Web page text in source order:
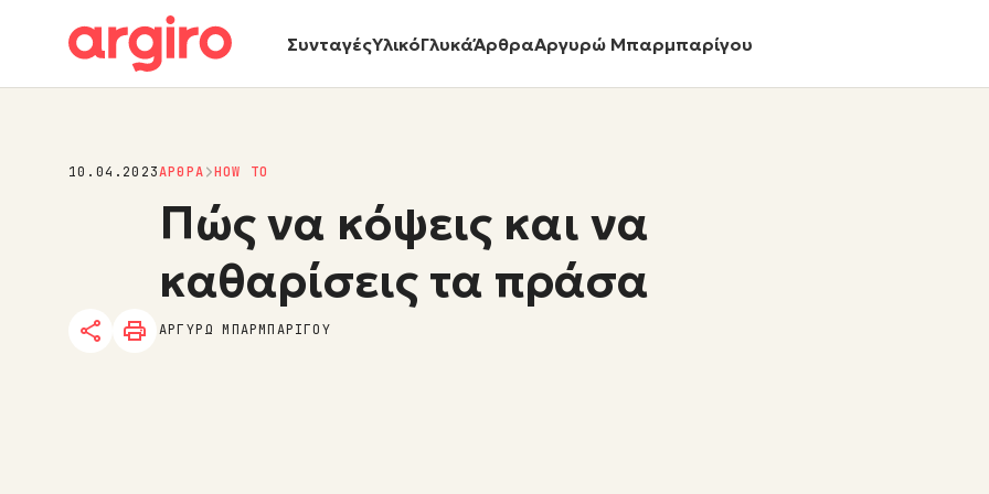
ΣυνταγέςΥλικόΓλυκάΆρθραΑργυρώ Μπαρμπαρίγου
10.04.2023ΑΡΘΡΑ HOW TO
Πώς να κόψεις και να
καθαρίσεις τα πράσα
ΑΡΓΥΡΩ ΜΠΑΡΜΠΑΡΙΓΟΥ